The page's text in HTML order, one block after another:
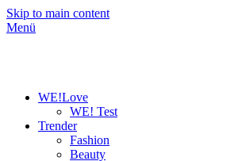
Skip to main content
Menü
WE!Love
WE! Test
Trender
Fashion
Beauty